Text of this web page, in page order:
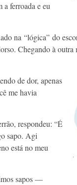
ferroada e eu
na “lógica” do
Chegando à
de dor, apenas
me havia
respondeu: “É
sapo. Agi
está no meu
sapos —